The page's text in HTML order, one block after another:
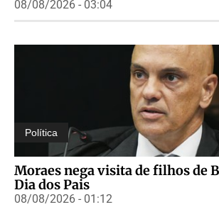
08/08/2026 - 03:04
Política
Moraes nega visita de filhos de
Dia dos Pais
08/08/2026 - 01:12